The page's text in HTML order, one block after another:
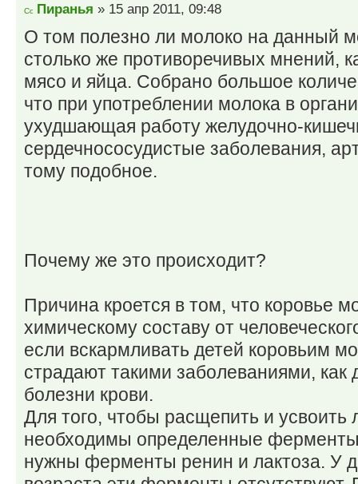
Пиранья » 15 апр 2011, 09:48
О том полезно ли молоко на данный
столько же противоречивых мнений,
мясо и яйца. Собрано большое
что при употреблении молока в
ухудшающая работу желудочно-
сердечнососудистые заболевания,
тому подобное.
Почему же это происходит?
Причина кроется в том, что коровье
химическому составу от
если вскармливать детей коровьим
страдают такими заболеваниями, как
болезни крови.
Для того, чтобы расщепить и усвоить
необходимы определенные
нужны ферменты ренин и лактоза. У